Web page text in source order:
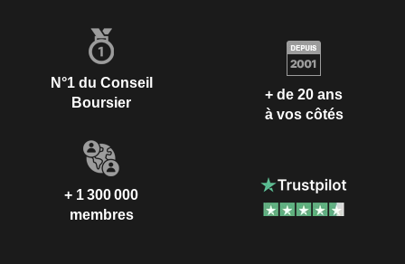
N°1 du Conseil
Boursier
+ de 20 ans
à vos côtés
+ 1 300 000
membres